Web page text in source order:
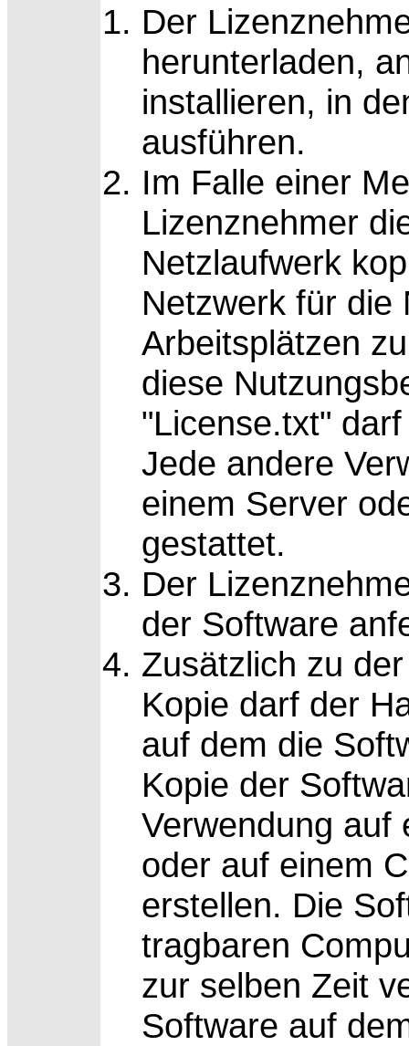
Der
herunterladen,
installieren, in
ausführen.
Im Falle einer
Lizenznehmer
Netzlaufwerk
Netzwerk für die
Arbeitsplätzen
diese
"License.txt"
Jede andere
einem Server
gestattet.
Der
der Software
Zusätzlich zu
Kopie darf der
auf dem die
Kopie der
Verwendung auf
oder auf einem
erstellen. Die
tragbaren
zur selben Zeit
Software auf